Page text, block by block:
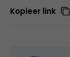
Kopieer link